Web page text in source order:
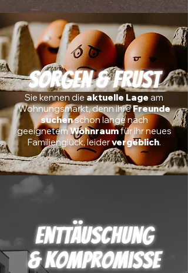
Sorgen & Frust
Sie kennen die aktuelle Lage am
Wohnungsmarkt, denn ihreFreunde
suchenschon lange nach
geeignetemWohnraumfür ihr neues
Familienglück, leidervergeblich.
Enttäuschung
& Kompromisse